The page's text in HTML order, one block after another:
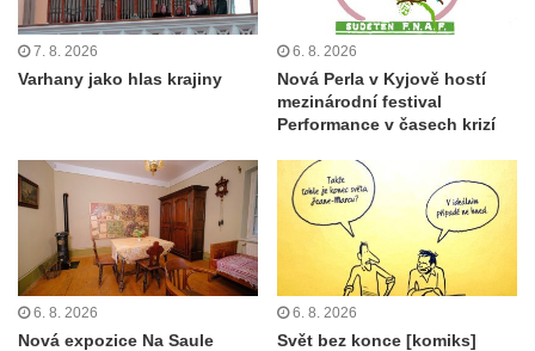
7. 8. 2026
Varhany jako hlas krajiny
6. 8. 2026
Nová Perla v Kyjově hostí
mezinárodní festival
Performance v časech krizí
6. 8. 2026
Nová expozice Na Saule
6. 8. 2026
Svět bez konce [komiks]